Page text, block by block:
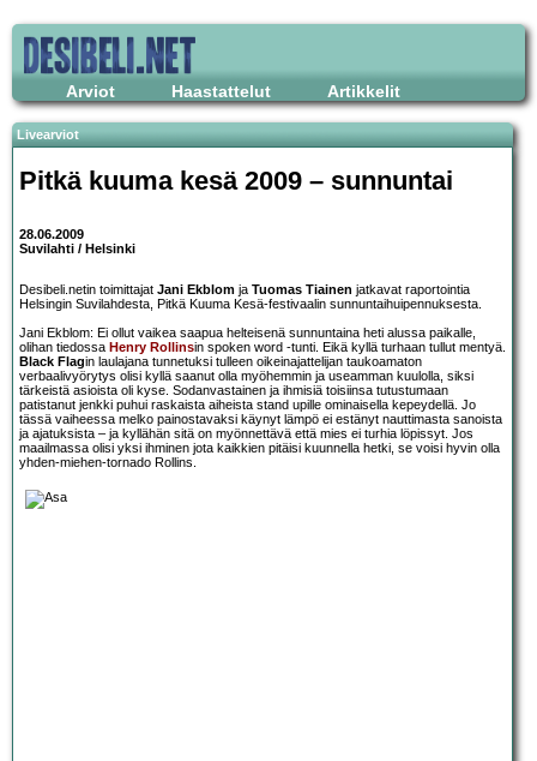
Arviot Haastattelut Artikkelit
Livearviot
Pitkä kuuma kesä 2009 – sunnuntai
28.06.2009
Suvilahti / Helsinki
Desibeli.netin toimittajat Jani Ekblom ja Tuomas Tiainen jatkavat raportointia
Helsingin Suvilahdesta, Pitkä Kuuma Kesä-festivaalin sunnuntaihuipennuksesta.
Jani Ekblom: Ei ollut vaikea saapua helteisenä sunnuntaina heti alussa paikalle,
olihan tiedossa Henry Rollinsin spoken word -tunti. Eikä kyllä turhaan tullut mentyä.
Black Flagin laulajana tunnetuksi tulleen oikeinajattelijan taukoamaton
verbaalivyörytys olisi kyllä saanut olla myöhemmin ja useamman kuulolla, siksi
tärkeistä asioista oli kyse. Sodanvastainen ja ihmisiä toisiinsa tutustumaan
patistanut jenkki puhui raskaista aiheista stand upille ominaisella kepeydellä. Jo
tässä vaiheessa melko painostavaksi käynyt lämpö ei estänyt nauttimasta sanoista
ja ajatuksista – ja kyllähän sitä on myönnettävä että mies ei turhia löpissyt. Jos
maailmassa olisi yksi ihminen jota kaikkien pitäisi kuunnella hetki, se voisi hyvin olla
yhden-miehen-tornado Rollins.